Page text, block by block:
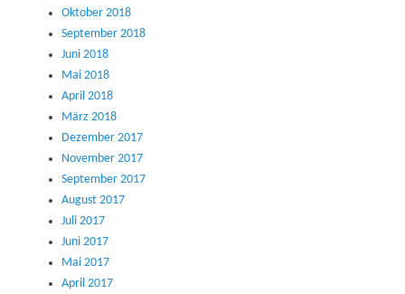
Oktober 2018
September 2018
Juni 2018
Mai 2018
April 2018
März 2018
Dezember 2017
November 2017
September 2017
August 2017
Juli 2017
Juni 2017
Mai 2017
April 2017